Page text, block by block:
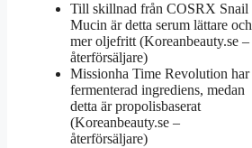
Till skillnad från COSRX Snail
Mucin är detta serum lättare och
mer oljefritt (Koreanbeauty.se –
återförsäljare)
Missionha Time Revolution har
fermenterad ingrediens, medan
detta är propolisbaserat
(Koreanbeauty.se –
återförsäljare)